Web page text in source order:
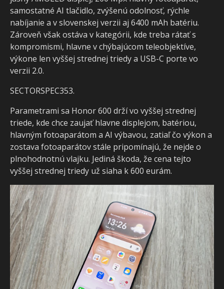
samostatné AI tlačidlo, zvýšenú odolnosť, rýchle
nabíjanie a v slovenskej verzii aj 6400 mAh batériu.
Zároveň však ostáva v kategórii, kde treba rátať s
kompromismi, hlavne v chýbajúcom teleobjektíve,
výkone len vyššej strednej triedy a USB-C porte vo
verzii 2.0.
SECTORSPEC353.
Parametrami sa Honor 600 drží vo vyššej strednej
triede, kde chce zaujať hlavne displejom, batériou,
hlavným fotoaparátom a AI výbavou, zatiaľ čo výkon a
zostava fotoaparátov stále pripomínajú, že nejde o
plnohodnotnú vlajku. Jediná škoda, že cena tejto
vyššej strednej triedy už siaha k 600 eurám.